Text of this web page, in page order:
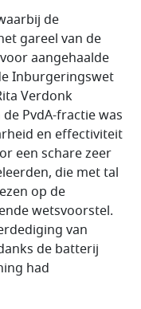
de
gareel van de
aangehaalde
Inburgeringswet
Verdonk
PvdA-fractie was
en effectiviteit
een schare zeer
die met tal
op de
wetsvoorstel.
van
de batterij
had